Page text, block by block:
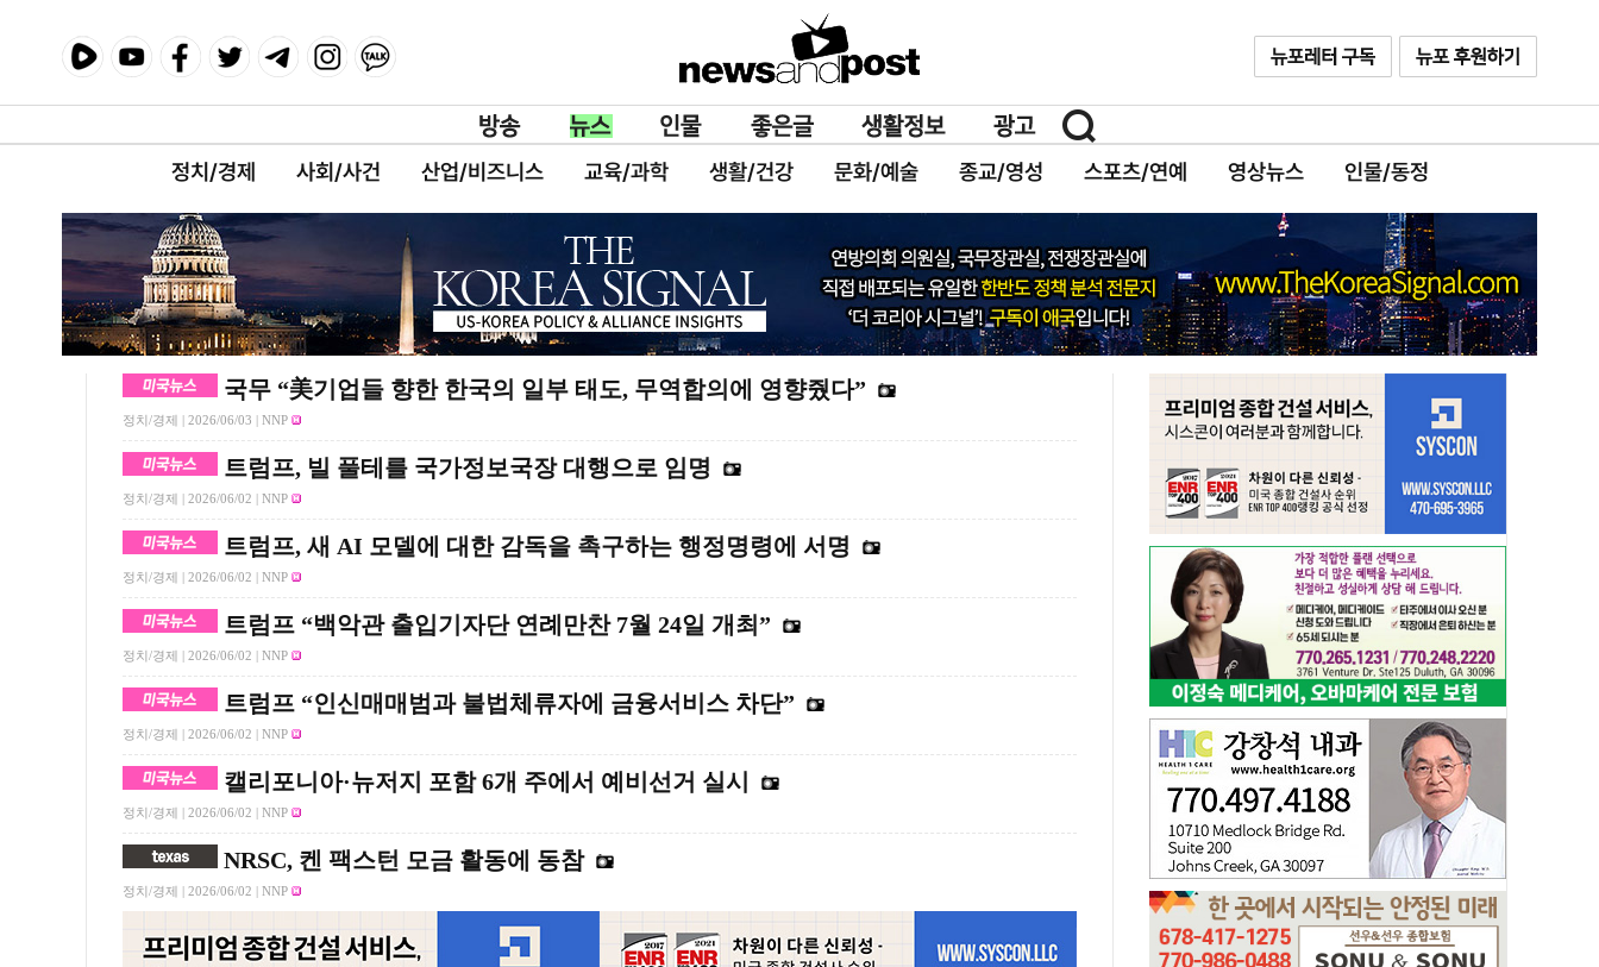
정치/경제 사회/사건 산업/비즈니스 교육/과학 생활/건강 문화/예술 종교/영성 스포츠/연예 영상뉴스 인물/동정
국무 “美기업들 향한 한국의 일부 태도, 무역합의에 영향줬다”
정치/경제 | 2026/06/03 | NNP
트럼프, 빌 풀테를 국가정보국장 대행으로 임명
정치/경제 | 2026/06/02 | NNP
트럼프, 새 AI 모델에 대한 감독을 촉구하는 행정명령에 서명
정치/경제 | 2026/06/02 | NNP
트럼프 “백악관 출입기자단 연례만찬 7월 24일 개최”
정치/경제 | 2026/06/02 | NNP
트럼프 “인신매매범과 불법체류자에 금융서비스 차단”
정치/경제 | 2026/06/02 | NNP
캘리포니아·뉴저지 포함 6개 주에서 예비선거 실시
정치/경제 | 2026/06/02 | NNP
NRSC, 켄 팩스턴 모금 활동에 동참
정치/경제 | 2026/06/02 | NNP